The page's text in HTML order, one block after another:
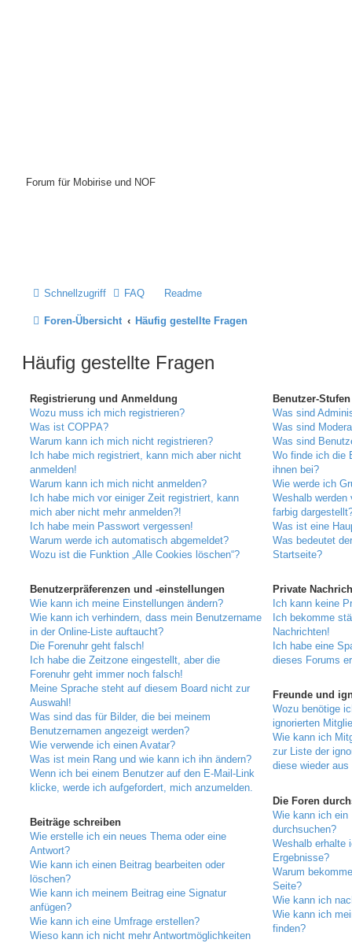
Forum für Mobirise und NOF
Schnellzugriff FAQ Readme
Foren-Übersicht Häufig gestellte Fragen
Häufig gestellte Fragen
Registrierung und Anmeldung
Wozu muss ich mich registrieren?
Was ist COPPA?
Warum kann ich mich nicht registrieren?
Ich habe mich registriert, kann mich aber nicht
anmelden!
Warum kann ich mich nicht anmelden?
Ich habe mich vor einiger Zeit registriert, kann
mich aber nicht mehr anmelden?!
Ich habe mein Passwort vergessen!
Warum werde ich automatisch abgemeldet?
Wozu ist die Funktion „Alle Cookies löschen“?
Benutzerpräferenzen und -einstellungen
Wie kann ich meine Einstellungen ändern?
Wie kann ich verhindern, dass mein Benutzername
in der Online-Liste auftaucht?
Die Forenuhr geht falsch!
Ich habe die Zeitzone eingestellt, aber die
Forenuhr geht immer noch falsch!
Meine Sprache steht auf diesem Board nicht zur
Auswahl!
Was sind das für Bilder, die bei meinem
Benutzernamen angezeigt werden?
Wie verwende ich einen Avatar?
Was ist mein Rang und wie kann ich ihn ändern?
Wenn ich bei einem Benutzer auf den E-Mail-Link
klicke, werde ich aufgefordert, mich anzumelden.
Beiträge schreiben
Wie erstelle ich ein neues Thema oder eine
Antwort?
Wie kann ich einen Beitrag bearbeiten oder
löschen?
Wie kann ich meinem Beitrag eine Signatur
anfügen?
Wie kann ich eine Umfrage erstellen?
Wieso kann ich nicht mehr Antwortmöglichkeiten
Benutzer-
Was sind
Was sind
Was sind
Wo finde ich die
ihnen bei?
Wie werde ich
Weshalb werden
farbig
Was ist eine
Was bedeutet
Startseite?
Private
Ich kann keine
Ich bekomme
Nachrichten!
Ich habe eine
dieses Forums
Freunde und
Wozu benötige
ignorierten
Wie kann ich
zur Liste der
diese wieder
Die Foren
Wie kann ich ein
durchsuchen?
Weshalb erhalte
Ergebnisse?
Warum
Seite?
Wie kann ich
Wie kann ich
finden?